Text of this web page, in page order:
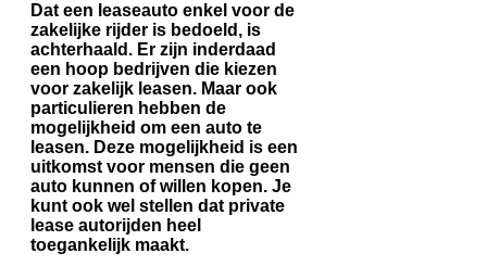
Dat een leaseauto enkel voor de
zakelijke rijder is bedoeld, is
achterhaald. Er zijn inderdaad
een hoop bedrijven die kiezen
voor zakelijk leasen. Maar ook
particulieren hebben de
mogelijkheid om een auto te
leasen. Deze mogelijkheid is een
uitkomst voor mensen die geen
auto kunnen of willen kopen. Je
kunt ook wel stellen dat private
lease autorijden heel
toegankelijk maakt.